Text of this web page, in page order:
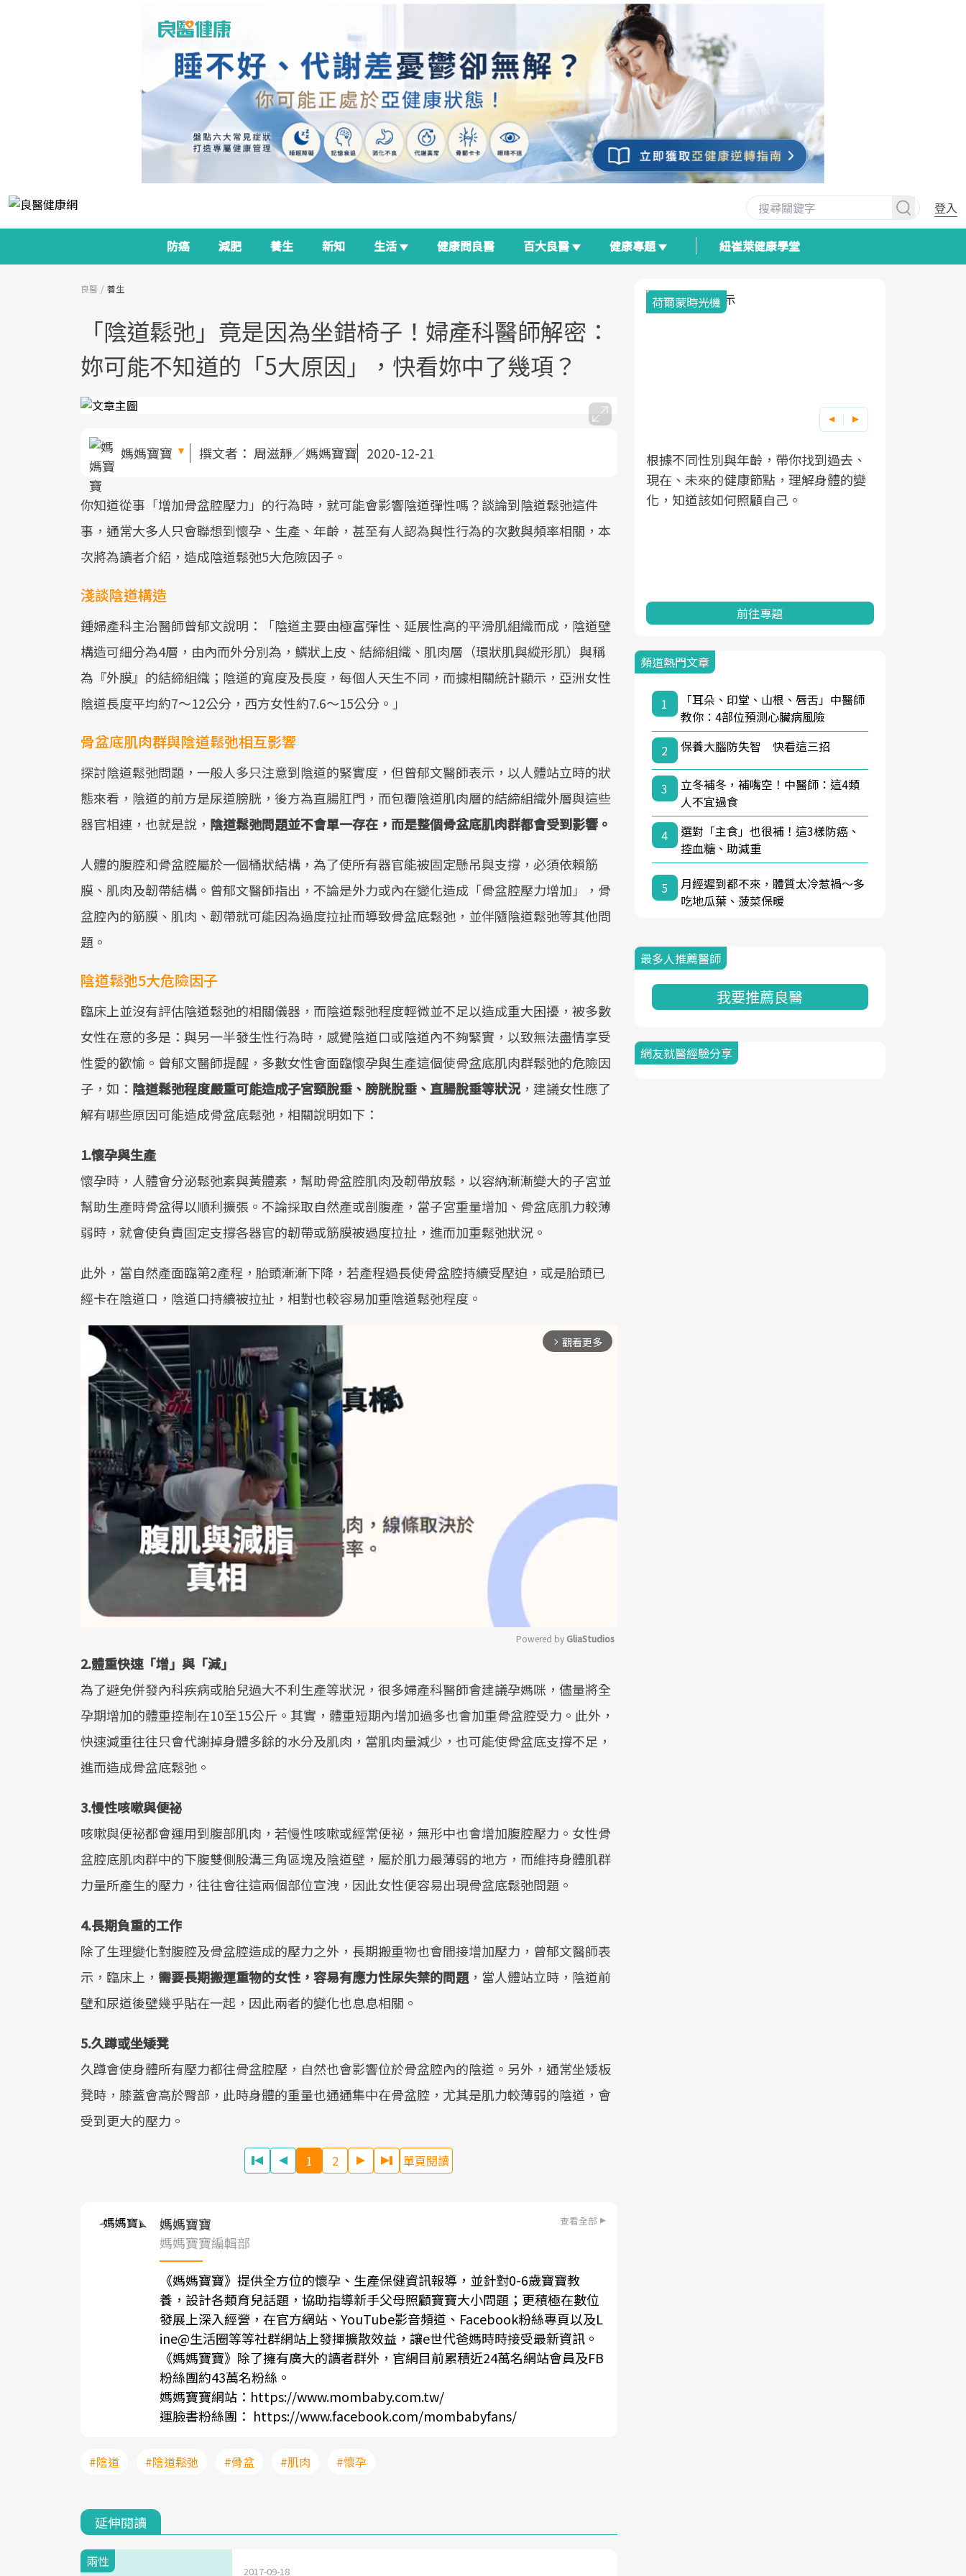
登入
防癌 減肥 養生 新知 生活 健康問良醫 百大良醫 健康專題 紐崔萊健康學堂
良醫 養生
「陰道鬆弛」竟是因為坐錯椅子！婦產科醫師解密：
妳可能不知道的「5大原因」，快看妳中了幾項？
媽媽寶寶 撰文者： 周滋靜／媽媽寶寶 2020-12-21
你知道從事「增加骨盆腔壓力」的行為時，就可能會影響陰道彈性嗎？談論到陰道鬆弛這件
事，通常大多人只會聯想到懷孕、生產、年齡，甚至有人認為與性行為的次數與頻率相關，本
次將為讀者介紹，造成陰道鬆弛5大危險因子。
淺談陰道構造
鍾婦產科主治醫師曾郁文說明：「陰道主要由極富彈性、延展性高的平滑肌組織而成，陰道壁
構造可細分為4層，由內而外分別為，鱗狀上皮、結締組織、肌肉層（環狀肌與縱形肌）與稱
為『外膜』的結締組織；陰道的寬度及長度，每個人天生不同，而據相關統計顯示，亞洲女性
陰道長度平均約7～12公分，西方女性約7.6～15公分。」
骨盆底肌肉群與陰道鬆弛相互影響
探討陰道鬆弛問題，一般人多只注意到陰道的緊實度，但曾郁文醫師表示，以人體站立時的狀
態來看，陰道的前方是尿道膀胱，後方為直腸肛門，而包覆陰道肌肉層的結締組織外層與這些
器官相連，也就是說， 陰道鬆弛問題並不會單一存在，而是整個骨盆底肌肉群都會受到影響。
人體的腹腔和骨盆腔屬於一個桶狀結構，為了使所有器官能被固定懸吊與支撐，必須依賴筋
膜、肌肉及韌帶結構。曾郁文醫師指出，不論是外力或內在變化造成「骨盆腔壓力增加」，骨
盆腔內的筋膜、肌肉、韌帶就可能因為過度拉扯而導致骨盆底鬆弛，並伴隨陰道鬆弛等其他問
題。
陰道鬆弛5大危險因子
臨床上並沒有評估陰道鬆弛的相關儀器，而陰道鬆弛程度輕微並不足以造成重大困擾，被多數
女性在意的多是：與另一半發生性行為時，感覺陰道口或陰道內不夠緊實，以致無法盡情享受
性愛的歡愉。曾郁文醫師提醒，多數女性會面臨懷孕與生產這個使骨盆底肌肉群鬆弛的危險因
子，如： 陰道鬆弛程度嚴重可能造成子宮頸脫垂、膀胱脫垂、直腸脫垂等狀況，建議女性應了
解有哪些原因可能造成骨盆底鬆弛，相關說明如下：
1.懷孕與生產
懷孕時，人體會分泌鬆弛素與黃體素，幫助骨盆腔肌肉及韌帶放鬆，以容納漸漸變大的子宮並
幫助生產時骨盆得以順利擴張。不論採取自然產或剖腹產，當子宮重量增加、骨盆底肌力較薄
弱時，就會使負責固定支撐各器官的韌帶或筋膜被過度拉扯，進而加重鬆弛狀況。
此外，當自然產面臨第2產程，胎頭漸漸下降，若產程過長使骨盆腔持續受壓迫，或是胎頭已
經卡在陰道口，陰道口持續被拉扯，相對也較容易加重陰道鬆弛程度。
arrow_forward_ios 觀看更多
Mute
Powered by GliaStudios
2.體重快速「增」與「減」
為了避免併發內科疾病或胎兒過大不利生產等狀況，很多婦產科醫師會建議孕媽咪，儘量將全
孕期增加的體重控制在10至15公斤。其實，體重短期內增加過多也會加重骨盆腔受力。此外，
快速減重往往只會代謝掉身體多餘的水分及肌肉，當肌肉量減少，也可能使骨盆底支撐不足，
進而造成骨盆底鬆弛。
3.慢性咳嗽與便祕
咳嗽與便祕都會運用到腹部肌肉，若慢性咳嗽或經常便祕，無形中也會增加腹腔壓力。女性骨
盆腔底肌肉群中的下腹雙側股溝三角區塊及陰道壁，屬於肌力最薄弱的地方，而維持身體肌群
力量所產生的壓力，往往會往這兩個部位宣洩，因此女性便容易出現骨盆底鬆弛問題。
4.長期負重的工作
除了生理變化對腹腔及骨盆腔造成的壓力之外，長期搬重物也會間接增加壓力，曾郁文醫師表
示，臨床上， 需要長期搬運重物的女性，容易有應力性尿失禁的問題，當人體站立時，陰道前
壁和尿道後壁幾乎貼在一起，因此兩者的變化也息息相關。
5.久蹲或坐矮凳
久蹲會使身體所有壓力都往骨盆腔壓，自然也會影響位於骨盆腔內的陰道。另外，通常坐矮板
凳時，膝蓋會高於臀部，此時身體的重量也通通集中在骨盆腔，尤其是肌力較薄弱的陰道，會
受到更大的壓力。
1 2 單頁閱讀
媽媽寶寶 查看全部
媽媽寶寶編輯部
《媽媽寶寶》提供全方位的懷孕、生產保健資訊報導，並針對0-6歲寶寶教
養，設計各類育兒話題，協助指導新手父母照顧寶寶大小問題；更積極在數位
發展上深入經營，在官方網站、YouTube影音頻道、Facebook粉絲專頁以及L
ine@生活圈等等社群網站上發揮擴散效益，讓e世代爸媽時時接受最新資訊。
《媽媽寶寶》除了擁有廣大的讀者群外，官網目前累積近24萬名網站會員及FB
粉絲團約43萬名粉絲。
媽媽寶寶網站：https://www.mombaby.com.tw/
運臉書粉絲團： https://www.facebook.com/mombabyfans/
#陰道 #陰道鬆弛 #骨盆 #肌肉 #懷孕
延伸閱讀
兩性
2017-09-18
面對超高齡社會的浪潮，台灣正在快速
政策如「健康台灣推動委員會」與「長
關注的核心議題。然而，健檢不只是醫
2025年，就到良醫生活祭體驗「一站式
全面啟動你的健康革命！
良醫健康網從「換季的身體變化」出
建立對亞健康的認知，進而引導實際的
荷爾蒙時光機
根據不同性別與年齡，帶你找到過去、
現在、未來的健康節點，理解身體的變
化，知道該如何照顧自己。
前往專題
頻道熱門文章
1
「耳朵、印堂、山根、唇舌」中醫師
教你：4部位預測心臟病風險
2
保養大腦防失智 快看這三招
3
立冬補冬，補嘴空！中醫師：這4類
人不宜過食
4
選對「主食」也很補！這3樣防癌、
控血糖、助減重
5
月經遲到都不來，體質太冷惹禍〜多
吃地瓜葉、菠菜保暖
最多人推薦醫師
我要推薦良醫
網友就醫經驗分享